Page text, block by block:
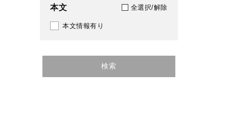
本文 全選択/解除
本文情報有り
検索